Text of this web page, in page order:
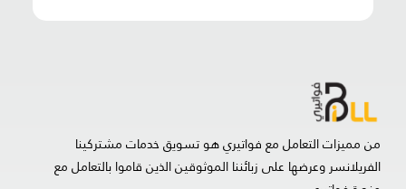
من مميزات التعامل مع فواتيري هو تسويق خدمات مشتركينا
الفريلانسر وعرضها على زبائننا الموثوقين الذين قاموا بالتعامل مع